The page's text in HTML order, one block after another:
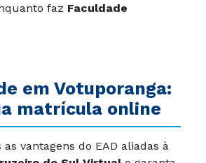
faz Faculdade
em Votuporanga:
matrícula online
vantagens do EAD aliadas à